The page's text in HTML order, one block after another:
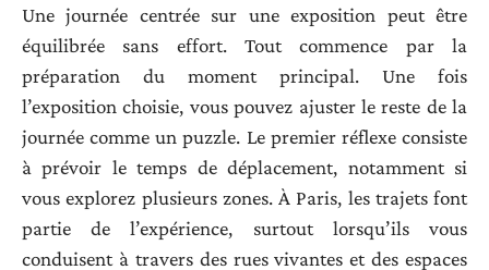
Une journée centrée sur une exposition peut être
équilibrée sans effort. Tout commence par la
préparation du moment principal. Une fois
l’exposition choisie, vous pouvez ajuster le reste de la
journée comme un puzzle. Le premier réflexe consiste
à prévoir le temps de déplacement, notamment si
vous explorez plusieurs zones. À Paris, les trajets font
partie de l’expérience, surtout lorsqu’ils vous
conduisent à travers des rues vivantes et des espaces